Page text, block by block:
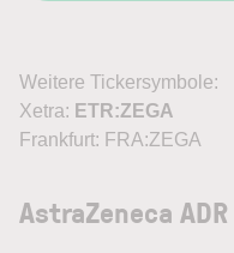
Weitere Tickersymbole:
Xetra: ETR:ZEGA
Frankfurt: FRA:ZEGA
AstraZeneca